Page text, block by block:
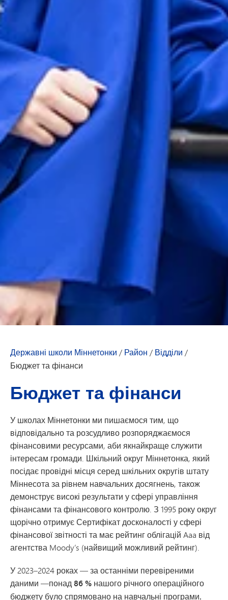
Державні школи Міннетонки / Район / Відділи /
Бюджет та фінанси
Бюджет та фінанси
У школах Міннетонки ми пишаємося тим, що
відповідально та розсудливо розпоряджаємося
фінансовими ресурсами, аби якнайкраще служити
інтересам громади. Шкільний округ Міннетонка, який
посідає провідні місця серед шкільних округів штату
Міннесота за рівнем навчальних досягнень, також
демонструє високі результати у сфері управління
фінансами та фінансового контролю. З 1995 року округ
щорічно отримує Сертифікат досконалості у сфері
фінансової звітності та має рейтинг облігацій Aaa від
агентства Moody’s (найвищий можливий рейтинг).
У 2023–2024 роках — за останніми перевіреними
даними —понад 86 % нашого річного операційного
бюджету було спрямовано на навчальні програми.